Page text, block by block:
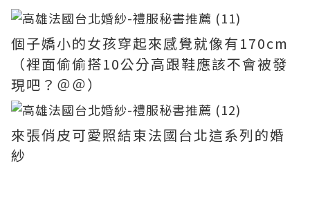
個子嬌小的女孩穿起來感覺就像有170cm
（裡面偷偷搭10公分高跟鞋應該不會被發
現吧？＠＠）
來張俏皮可愛照結束法國台北這系列的婚
紗